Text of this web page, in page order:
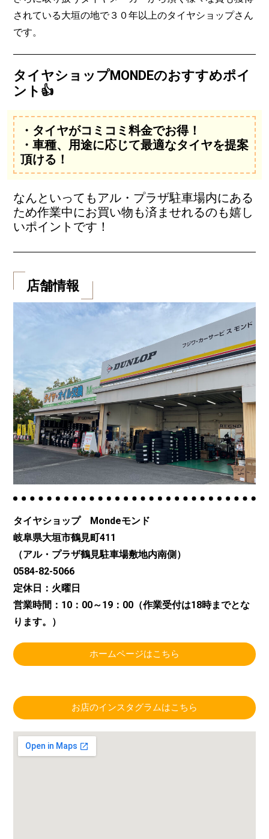
されている大垣の地で３０年以上のタイヤショップさん
です。
タイヤショップMONDEのおすすめポイ
ント👍
・タイヤがコミコミ料金でお得！
・車種、用途に応じて最適なタイヤを提案
頂ける！
なんといってもアル・プラザ駐車場内にある
ため作業中にお買い物も済ませれるのも嬉し
いポイントです！
店舗情報
タイヤショップ Mondeモンド
岐阜県大垣市鶴見町411
（アル・プラザ鶴見駐車場敷地内南側）
0584-82-5066
定休日：火曜日
営業時間：10：00～19：00（作業受付は18時までとな
ります。）
ホームページはこちら
お店のインスタグラムはこちら